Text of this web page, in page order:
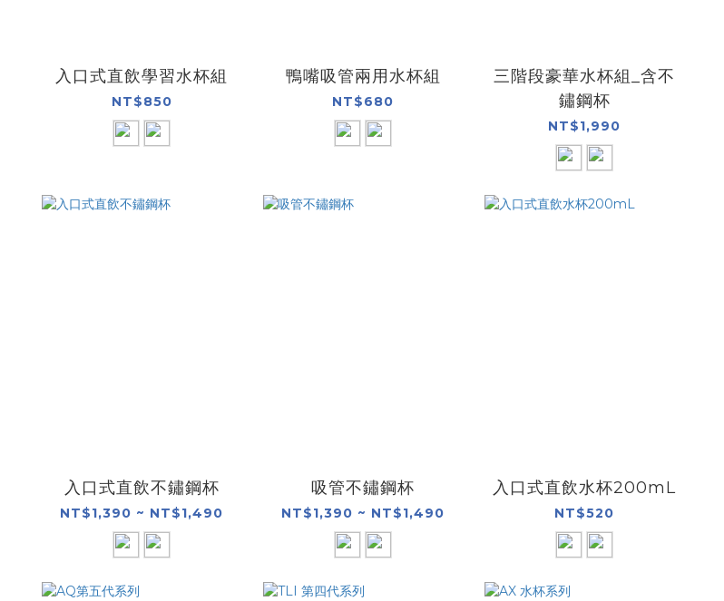
入口式直飲學習水杯組
NT$850
鴨嘴吸管兩用水杯組
NT$680
三階段豪華水杯組_含不
鏽鋼杯
NT$1,990
入口式直飲不鏽鋼杯
NT$1,390 ~ NT$1,490
吸管不鏽鋼杯
NT$1,390 ~ NT$1,490
入口式直飲水杯200mL
NT$520